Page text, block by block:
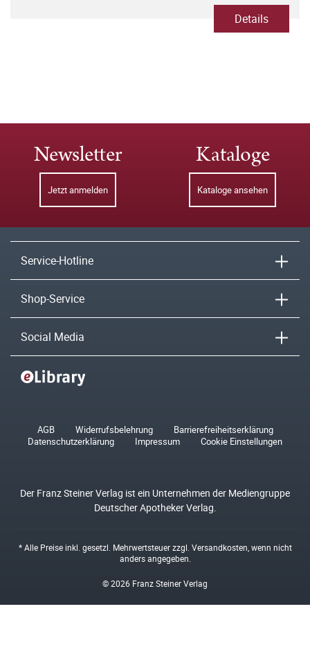
Details
Newsletter
Jetzt anmelden
Kataloge
Kataloge ansehen
Service-Hotline
Shop-Service
Social Media
AGB Widerrufsbelehrung
Barrierefreiheitserklärung
Datenschutzerklärung
Impressum Cookie Einstellungen
Der Franz Steiner Verlag ist ein Unternehmen der Mediengruppe
Deutscher Apotheker Verlag.
* Alle Preise inkl. gesetzl. Mehrwertsteuer zzgl. Versandkosten , wenn nicht
anders angegeben.
© 2026 Franz Steiner Verlag